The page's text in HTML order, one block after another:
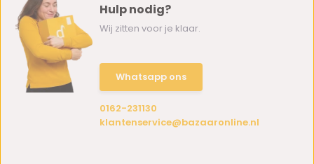
Hulp nodig?
Wij zitten voor je klaar.
Whatsapp ons
0162-231130
klantenservice@bazaaronline.nl